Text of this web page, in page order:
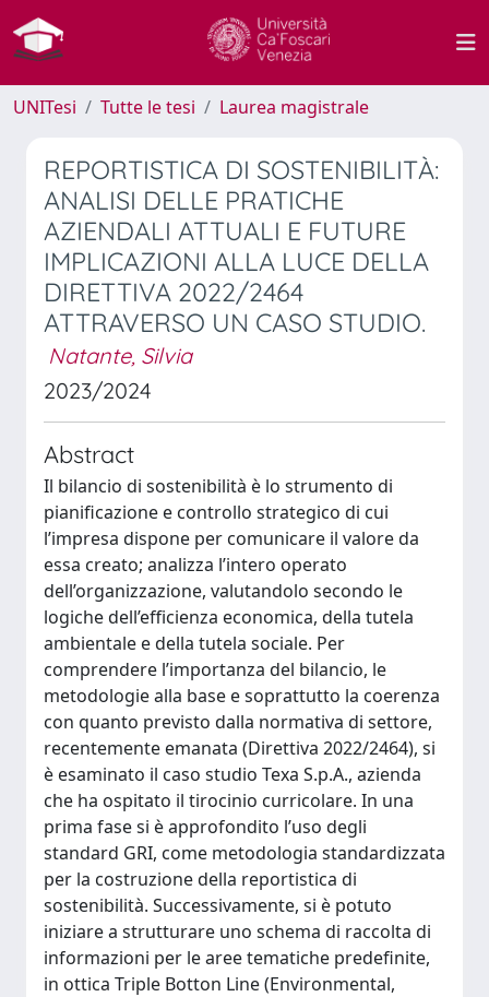
UNITesi Tutte le tesi Laurea magistrale
REPORTISTICA DI SOSTENIBILITÀ:
ANALISI DELLE PRATICHE
AZIENDALI ATTUALI E FUTURE
IMPLICAZIONI ALLA LUCE DELLA
DIRETTIVA 2022/2464
ATTRAVERSO UN CASO STUDIO.
Natante, Silvia
2023/2024
Abstract
Il bilancio di sostenibilità è lo strumento di
pianificazione e controllo strategico di cui
l’impresa dispone per comunicare il valore da
essa creato; analizza l’intero operato
dell’organizzazione, valutandolo secondo le
logiche dell’efficienza economica, della tutela
ambientale e della tutela sociale. Per
comprendere l’importanza del bilancio, le
metodologie alla base e soprattutto la coerenza
con quanto previsto dalla normativa di settore,
recentemente emanata (Direttiva 2022/2464), si
è esaminato il caso studio Texa S.p.A., azienda
che ha ospitato il tirocinio curricolare. In una
prima fase si è approfondito l’uso degli
standard GRI, come metodologia standardizzata
per la costruzione della reportistica di
sostenibilità. Successivamente, si è potuto
iniziare a strutturare uno schema di raccolta di
informazioni per le aree tematiche predefinite,
in ottica Triple Botton Line (Environmental,